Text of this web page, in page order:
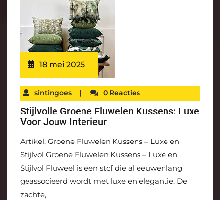
18 mei 2025
sintingoes | 0 Reacties
Stijlvolle Groene Fluwelen Kussens: Luxe
Voor Jouw Interieur
Artikel: Groene Fluwelen Kussens – Luxe en
Stijlvol Groene Fluwelen Kussens – Luxe en
Stijlvol Fluweel is een stof die al eeuwenlang
geassocieerd wordt met luxe en elegantie. De
zachte,